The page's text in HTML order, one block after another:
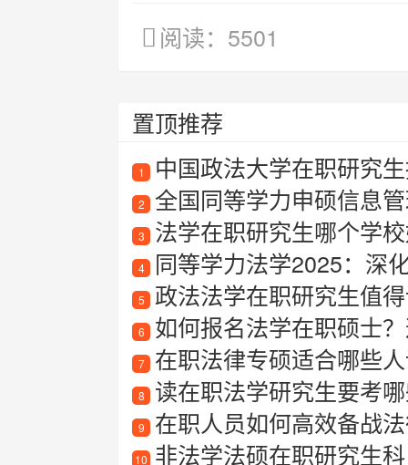
阅读：5501
置顶推荐
1 中国政法大学在职研究
2 全国同等学力申硕信息
3 法学在职研究生哪个学
4 同等学力法学2025：深
5 政法法学在职研究生值
6 如何报名法学在职硕士
7 在职法律专硕适合哪些
8 读在职法学研究生要考
9 在职人员如何高效备战法律
10 非法学法硕在职研究生